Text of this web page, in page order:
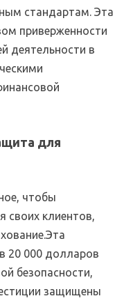
стандартам. Эта
приверженности
деятельности в
для
чтобы
своих клиентов,
20 000 долларов
безопасности,
защищены